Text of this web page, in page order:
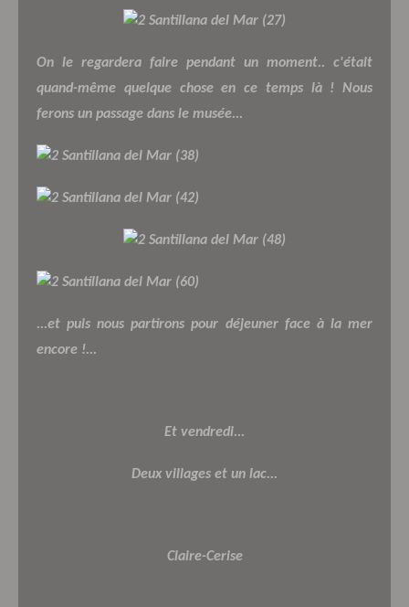
On le regardera faire pendant un moment.. c'était
quand-même quelque chose en ce temps là ! Nous
ferons un passage dans le musée...
...et puis nous partirons pour déjeuner face à la mer
encore !...
Et vendredi...
Deux villages et un lac...
Claire-Cerise